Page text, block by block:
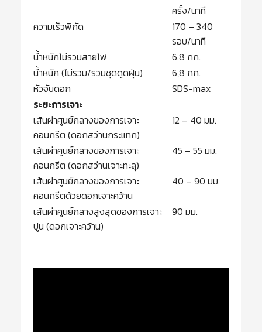
ครั้ง/นาที
ความเร็วพิกัด
170 – 340
รอบ/นาที
น้ำหนักไม่รวมสายไฟ
6.8 กก.
น้ำหนัก (ไม่รวม/รวมชุดดูดฝุ่น)
6,8 กก.
หัวจับดอก
SDS-max
ระยะการเจาะ
เส้นผ่าศูนย์กลางของการเจาะ
คอนกรีต (ดอกสว่านกระแทก)
12 – 40 มม.
เส้นผ่าศูนย์กลางของการเจาะ
คอนกรีต (ดอกสว่านเจาะทะลุ)
45 – 55 มม.
เส้นผ่าศูนย์กลางของการเจาะ
คอนกรีตด้วยดอกเจาะคว้าน
40 – 90 มม.
เส้นผ่าศูนย์กลางสูงสุดของการเจาะ
ปูน (ดอกเจาะคว้าน)
90 มม.